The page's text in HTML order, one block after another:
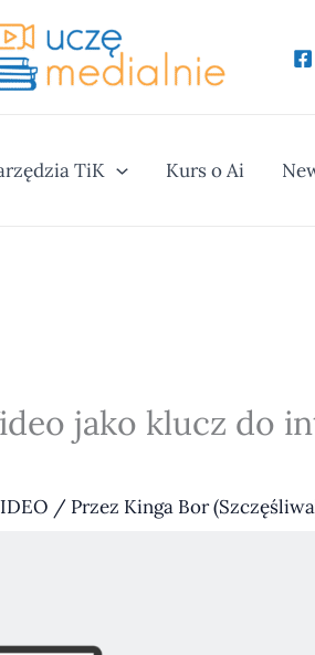
TiK Kurs o Ai
jako klucz do
/ Przez Kinga Bor